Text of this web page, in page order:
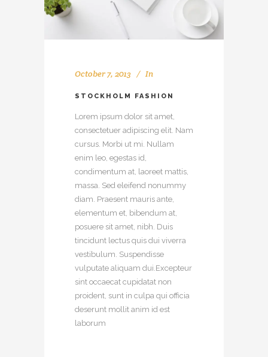
October 7, 2013 In
STOCKHOLM FASHION
Lorem ipsum dolor sit amet,
consectetuer adipiscing elit. Nam
cursus. Morbi ut mi. Nullam
enim leo, egestas id,
condimentum at, laoreet mattis,
massa. Sed eleifend nonummy
diam. Praesent mauris ante,
elementum et, bibendum at,
posuere sit amet, nibh. Duis
tincidunt lectus quis dui viverra
vestibulum. Suspendisse
vulputate aliquam dui.Excepteur
sint occaecat cupidatat non
proident, sunt in culpa qui officia
deserunt mollit anim id est
laborum